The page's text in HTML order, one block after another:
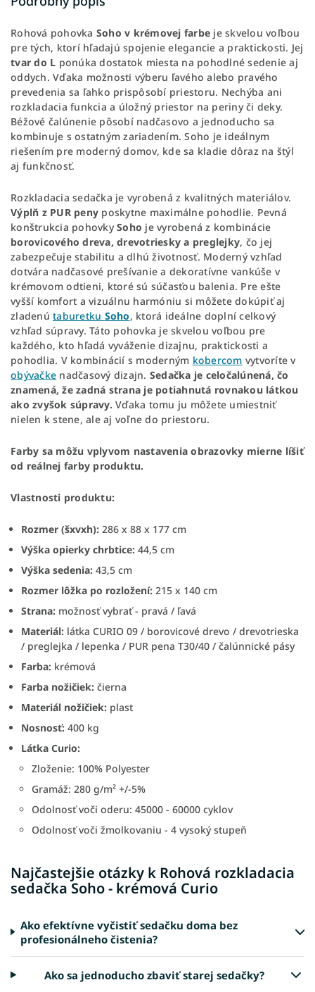
Rohová pohovka Soho v krémovej farbe je skvelou voľbou
pre tých, ktorí hľadajú spojenie elegancie a praktickosti. Jej
tvar do L ponúka dostatok miesta na pohodlné sedenie aj
oddych. Vďaka možnosti výberu ľavého alebo pravého
prevedenia sa ľahko prispôsobí priestoru. Nechýba ani
rozkladacia funkcia a úložný priestor na periny či deky.
Béžové čalúnenie pôsobí nadčasovo a jednoducho sa
kombinuje s ostatným zariadením. Soho je ideálnym
riešením pre moderný domov, kde sa kladie dôraz na štýl
aj funkčnosť.
Rozkladacia sedačka je vyrobená z kvalitných materiálov.
Výplň z PUR peny poskytne maximálne pohodlie. Pevná
konštrukcia pohovkySoho je vyrobená z kombinácie
borovicového dreva, drevotriesky a preglejky, čo jej
zabezpečuje stabilitu a dlhú životnosť. Moderný vzhľad
dotvára nadčasové prešívanie a dekoratívne vankúše v
krémovom odtieni, ktoré sú súčasťou balenia. Pre ešte
vyšší komfort a vizuálnu harmóniu si môžete dokúpiť aj
zladenú taburetku Soho, ktorá ideálne doplní celkový
vzhľad súpravy. Táto pohovka je skvelou voľbou pre
každého, kto hľadá vyváženie dizajnu, praktickosti a
pohodlia. V kombinácií s moderným kobercom vytvoríte v
obývačke nadčasový dizajn. Sedačka je celočalúnená, čo
znamená, že zadná strana je potiahnutá rovnakou látkou
ako zvyšok súpravy. Vďaka tomu ju môžete umiestniť
nielen k stene, ale aj voľne do priestoru.
Farby sa môžu vplyvom nastavenia obrazovky mierne líšiť
od reálnej farby produktu.
Vlastnosti produktu:
Rozmer (šxvxh): 286 x 88 x 177 cm
Výška opierky chrbtice: 44,5 cm
Výška sedenia: 43,5 cm
Rozmer lôžka po rozložení: 215 x 140 cm
Strana: možnosť vybrať - pravá / ľavá
Materiál: látka CURIO 09 / borovicové drevo / drevotrieska
/ preglejka / lepenka / PUR pena T30/40 / čalúnnické pásy
Farba: krémová
Farba nožičiek: čierna
Materiál nožičiek: plast
Nosnosť: 400 kg
Látka Curio:
Zloženie: 100% Polyester
Gramáž: 280 g/m² +/-5%
Odolnosť voči oderu: 45000 - 60000 cyklov
Odolnosť voči žmolkovaniu - 4 vysoký stupeň
Najčastejšie otázky k Rohová rozkladacia
sedačka Soho - krémová Curio
Ako efektívne vyčistiť sedačku doma bez
profesionálneho čistenia?
Ako sa jednoducho zbaviť starej sedačky?